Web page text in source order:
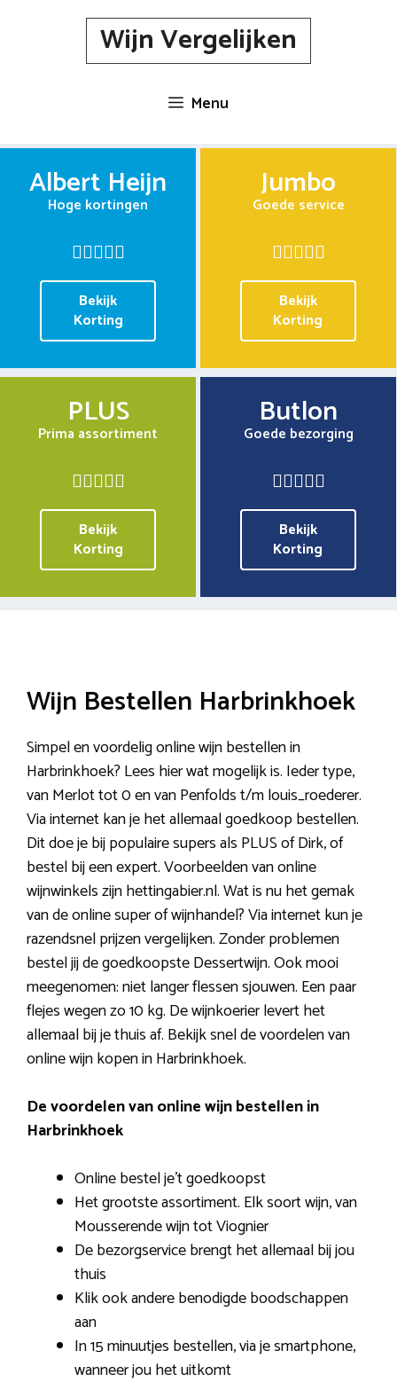
Wijn Vergelijken
Menu
Albert Heijn
Hoge kortingen
Bekijk
Korting
Jumbo
Goede service
Bekijk
Korting
PLUS
Prima assortiment
Bekijk
Korting
Butlon
Goede bezorging
Bekijk
Korting
Wijn Bestellen Harbrinkhoek
Simpel en voordelig online wijn bestellen in
Harbrinkhoek? Lees hier wat mogelijk is. Ieder type,
van Merlot tot 0 en van Penfolds t/m louis_roederer.
Via internet kan je het allemaal goedkoop bestellen.
Dit doe je bij populaire supers als PLUS of Dirk, of
bestel bij een expert. Voorbeelden van online
wijnwinkels zijn hettingabier.nl. Wat is nu het gemak
van de online super of wijnhandel? Via internet kun je
razendsnel prijzen vergelijken. Zonder problemen
bestel jij de goedkoopste Dessertwijn. Ook mooi
meegenomen: niet langer flessen sjouwen. Een paar
flejes wegen zo 10 kg. De wijnkoerier levert het
allemaal bij je thuis af. Bekijk snel de voordelen van
online wijn kopen in Harbrinkhoek.
De voordelen van online wijn bestellen in
Harbrinkhoek
Online bestel je’t goedkoopst
Het grootste assortiment. Elk soort wijn, van
Mousserende wijn tot Viognier
De bezorgservice brengt het allemaal bij jou
thuis
Klik ook andere benodigde boodschappen
aan
In 15 minuutjes bestellen, via je smartphone,
wanneer jou het uitkomt